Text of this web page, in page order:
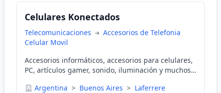
Celulares Konectados
Telecomunicaciones
Accesorios de Telefonia
Celular Movil
Accesorios informáticos, accesorios para celulares,
PC, artículos gamer, sonido, iluminación y muchos
Argentina > Buenos Aires > Laferrere